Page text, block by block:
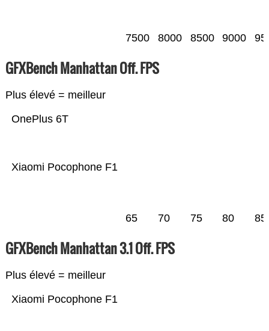
7500 8000 8500 9000
GFXBench Manhattan Off. FPS
Plus élevé = meilleur
Xiaomi Pocophone F1
OnePlus 6T
65 70 75 80 85
GFXBench Manhattan 3.1 Off. FPS
Plus élevé = meilleur
Xiaomi Pocophone F1